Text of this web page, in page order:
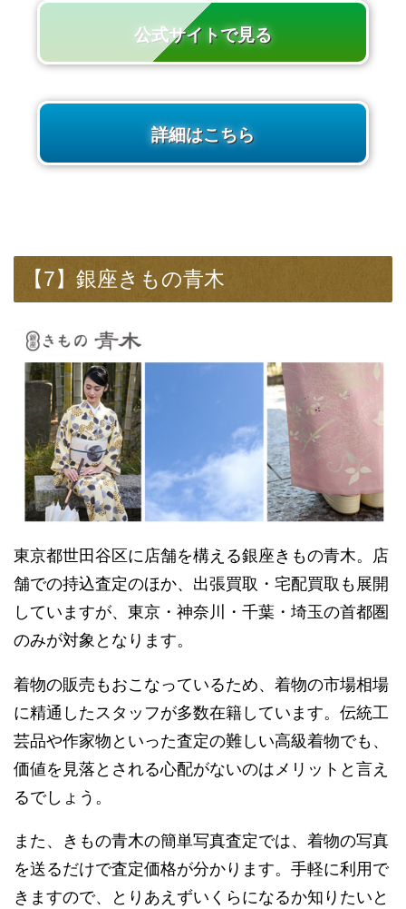
公式サイトで見る
詳細はこちら
【7】銀座きもの青木
東京都世田谷区に店舗を構える銀座きもの青木。店
舗での持込査定のほか、出張買取・宅配買取も展開
していますが、東京・神奈川・千葉・埼玉の首都圏
のみが対象となります。
着物の販売もおこなっているため、着物の市場相場
に精通したスタッフが多数在籍しています。伝統工
芸品や作家物といった査定の難しい高級着物でも、
価値を見落とされる心配がないのはメリットと言え
るでしょう。
また、きもの青木の簡単写真査定では、着物の写真
を送るだけで査定価格が分かります。手軽に利用で
きますので、とりあえずいくらになるか知りたいと